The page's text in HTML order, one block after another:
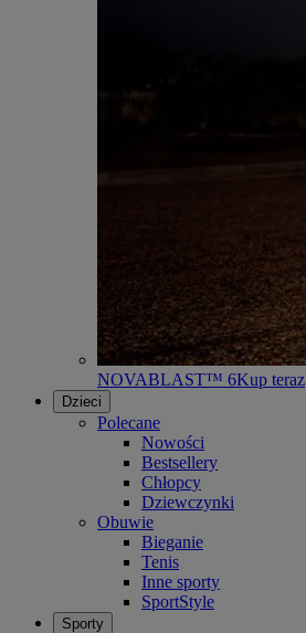
NOVABLAST™ 6Kup teraz
Dzieci
Polecane
Nowości
Bestsellery
Chłopcy
Dziewczynki
Obuwie
Bieganie
Tenis
Inne sporty
SportStyle
Sporty